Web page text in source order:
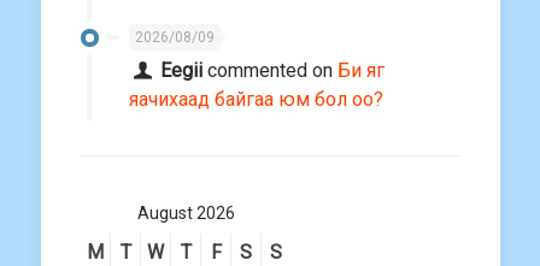
2026/08/09
Eegii commented on Би яг
яачихаад байгаа юм бол оо?
August 2026
M T W T F S
S